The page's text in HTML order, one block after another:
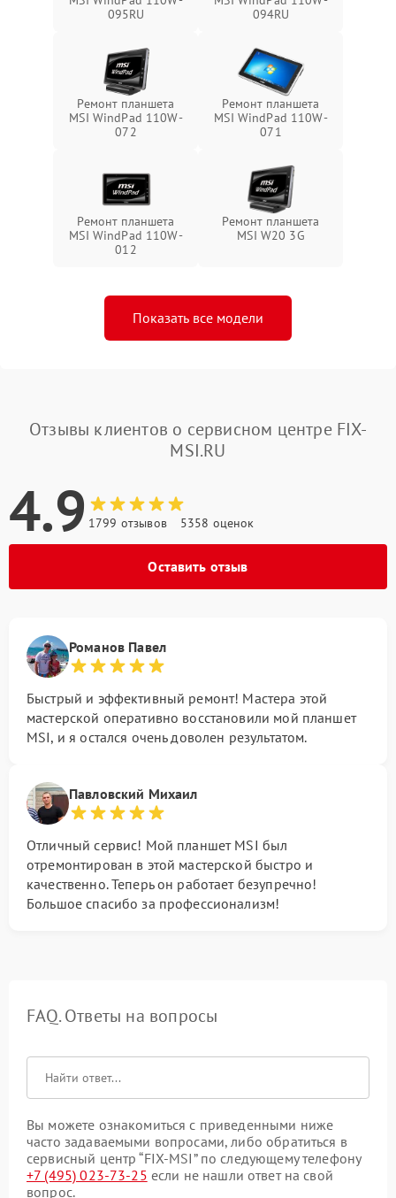
095RU
094RU
Ремонт планшета
MSI WindPad 110W-
072
Ремонт планшета
MSI WindPad 110W-
071
Ремонт планшета
MSI WindPad 110W-
012
Ремонт планшета
MSI W20 3G
Показать все модели
Отзывы клиентов о сервисном центре FIX-
MSI.RU
4.9 1799 отзывов 5358 оценок
Оставить отзыв
Романов Павел
Быстрый и эффективный ремонт! Мастера этой
мастерской оперативно восстановили мой планшет
MSI, и я остался очень доволен результатом.
Павловский Михаил
Отличный сервис! Мой планшет MSI был
отремонтирован в этой мастерской быстро и
качественно. Теперь он работает безупречно!
Большое спасибо за профессионализм!
FAQ. Ответы на вопросы
Вы можете ознакомиться с приведенными ниже
часто задаваемыми вопросами, либо обратиться в
сервисный центр “FIX-MSI” по следующему телефону
+7 (495) 023-73-25 если не нашли ответ на свой
вопрос.